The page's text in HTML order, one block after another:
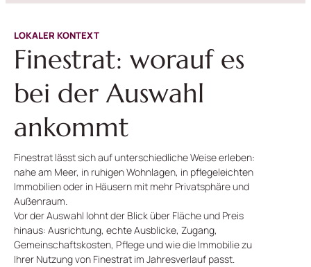
LOKALER KONTEXT
Finestrat: worauf es
bei der Auswahl
ankommt
Finestrat lässt sich auf unterschiedliche Weise erleben:
nahe am Meer, in ruhigen Wohnlagen, in pflegeleichten
Immobilien oder in Häusern mit mehr Privatsphäre und
Außenraum.
Vor der Auswahl lohnt der Blick über Fläche und Preis
hinaus: Ausrichtung, echte Ausblicke, Zugang,
Gemeinschaftskosten, Pflege und wie die Immobilie zu
Ihrer Nutzung von Finestrat im Jahresverlauf passt.